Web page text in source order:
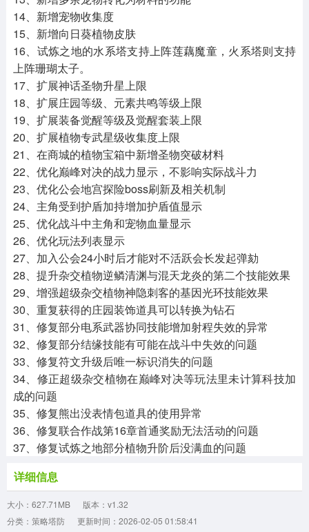
14、新增宠物收集度
15、新增向日葵植物皮肤
16、试炼之地的水系塔支持上阵莲藕魔童，火系塔则支持
上阵珊瑚太子。
17、扩展神话圣物升星上限
18、扩展庄园等级、元素共鸣等级上限
19、扩展装备觉醒等级及觉醒套装上限
20、扩展植物专武星级收集度上限
21、在商城的植物宝箱中新增圣物突破材料
22、优化巅峰对决的战力显示，不影响实际战斗力
23、优化公会地宫探险boss刷新及相关机制
24、主角受到护盾加持增加护盾值显示
25、优化战斗中主角和宠物血量显示
26、优化玩法列表显示
27、加入公会24小时后才能对不活跃会长发起弹劾
28、提升杂交植物逆鳞清渊与混天龙炎的第二个技能效果
29、增强超级杂交植物神隐刺客的基因光环技能效果
30、重复获得的庄园装饰道具可以转换为钻石
31、修复部分电系武器协同技能增加射程失效的异常
32、修复部分结缘技能有可能在战斗中失效的问题
33、修复符文升级后唯一标识消失的问题
34、修正超级杂交植物在巅峰对决等玩法里未计算科技加
成的问题
35、修复熊出没表情包道具的使用异常
36、修复联合作战第16章首通奖励无法活动的问题
37、修复试炼之地部分植物升阶后没满血的问题
详细信息
大小：627.71MB
版本：v1.32
分类：策略塔防
更新时间：2026-02-05 01:58:41